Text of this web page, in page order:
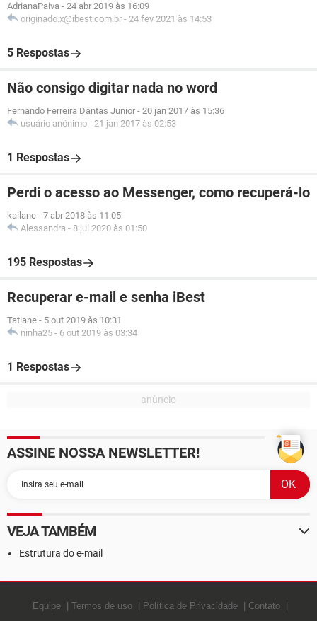
AdrianaPaiva - 24 abr 2019 às 16:09
originado.x@ibest.com.br - 24 fev 2021 às 14:53
5 Respostas
Não consigo digitar nada no word
Fernando Ferreira Dantas Junior - 20 jan 2017 às 15:36
usuário anônimo - 21 jan 2017 às 02:53
1 Respostas
Perdi o acesso ao Messenger, como recuperá-lo
kailane - 7 abr 2018 às 11:05
Alessandra - 8 jul 2020 às 01:50
195 Respostas
Recuperar e-mail e senha iBest
Tatiane - 5 out 2019 às 10:31
ninha25 - 6 out 2019 às 03:34
1 Respostas
ASSINE NOSSA NEWSLETTER!
VEJA TAMBÉM
Estrutura do e-mail
Equipe Termos de uso Política de Privacidade
Contato